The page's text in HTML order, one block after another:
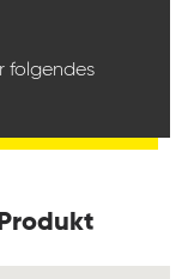
folgendes